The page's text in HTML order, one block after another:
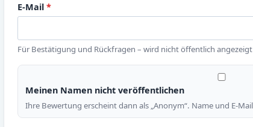
E-Mail *
Für Bestätigung und Rückfragen – wird nicht öffentlich
Meinen Namen nicht veröffentlichen
Ihre Bewertung erscheint dann als „Anonym“. Name und E-